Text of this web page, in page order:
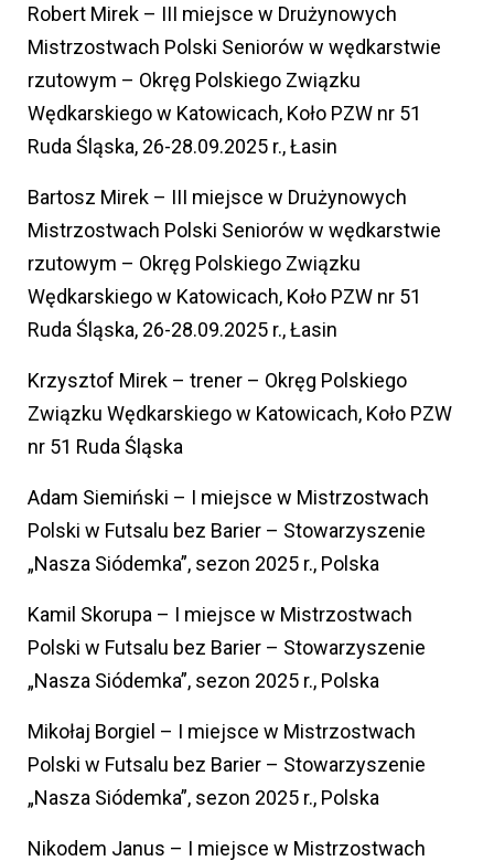
Robert Mirek – III miejsce w Drużynowych
Mistrzostwach Polski Seniorów w wędkarstwie
rzutowym – Okręg Polskiego Związku
Wędkarskiego w Katowicach, Koło PZW nr 51
Ruda Śląska, 26-28.09.2025 r., Łasin
Bartosz Mirek – III miejsce w Drużynowych
Mistrzostwach Polski Seniorów w wędkarstwie
rzutowym – Okręg Polskiego Związku
Wędkarskiego w Katowicach, Koło PZW nr 51
Ruda Śląska, 26-28.09.2025 r., Łasin
Krzysztof Mirek – trener – Okręg Polskiego
Związku Wędkarskiego w Katowicach, Koło PZW
nr 51 Ruda Śląska
Adam Siemiński – I miejsce w Mistrzostwach
Polski w Futsalu bez Barier – Stowarzyszenie
„Nasza Siódemka”, sezon 2025 r., Polska
Kamil Skorupa – I miejsce w Mistrzostwach
Polski w Futsalu bez Barier – Stowarzyszenie
„Nasza Siódemka”, sezon 2025 r., Polska
Mikołaj Borgiel – I miejsce w Mistrzostwach
Polski w Futsalu bez Barier – Stowarzyszenie
„Nasza Siódemka”, sezon 2025 r., Polska
Nikodem Janus – I miejsce w Mistrzostwach